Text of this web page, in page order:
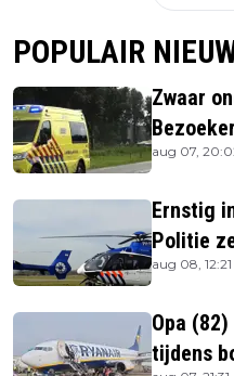
POPULAIR
Zwaar
aug 07,
Ernstig
Politie
aug 08, 12:21
Opa
tijdens